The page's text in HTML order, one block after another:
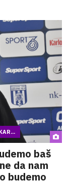
baš
da nam
budemo